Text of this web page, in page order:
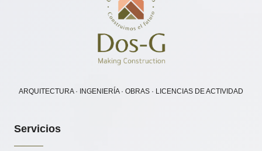
ARQUITECTURA · INGENIERÍA · OBRAS · LICENCIAS DE ACTIVIDAD
Servicios